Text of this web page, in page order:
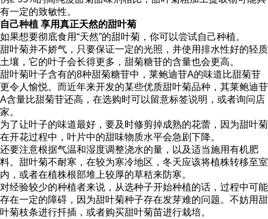
有一定的致敏性。
自己种植 享用真正天然的甜叶菊
如果想要彻底食用“天然”的甜叶菊，你可以尝试自己种植。
甜叶菊并不娇气，只要保证一定的光照，并使用排水性好的轻质
土壤，它的叶子会长得更多，甜菊糖苷的含量也会更高。
甜叶菊叶子含有的8种甜菊糖苷中，莱鲍迪苷A的味道比甜菊苷
更令人愉悦。而近年来开发的某些优质甜叶菊品种，其莱鲍迪苷
A含量比甜菊苷还高，在选购时可以留意标签说明，或者询问店
家。
为了让叶子的味道最好，要及时修剪掉成熟的花蕾，因为甜叶菊
在开花过程中，叶片中的甜味物质水平会急剧下降。
还要注意根据气温和湿度调整浇水的量，以及适当施用有机肥
料。甜叶菊不耐寒，在较为寒冷地区，冬天应该将植株转移至室
内，或者在植株根部堆上较厚的草秸来防寒。
对经验较少的种植者来说，从选种子开始种植的话，过程中可能
存在一定的障碍，因为甜叶菊种子存在发芽难的问题。不妨用甜
叶菊枝条进行扦插，或者购买甜叶菊苗进行栽培。